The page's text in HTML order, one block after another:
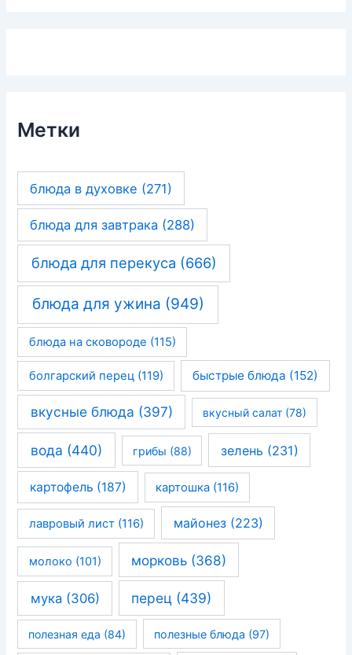
Метки
блюда в духовке (271)
блюда для завтрака (288)
блюда для перекуса (666)
блюда для ужина (949)
блюда на сковороде (115)
болгарский перец(119) быстрые блюда (152)
вкусные блюда (397) вкусный салат (78)
вода (440) грибы (88) зелень (231)
картофель (187) картошка (116)
лавровый лист(116) майонез(223)
молоко (101) морковь(368)
мука(306) перец (439)
полезная еда (84) полезные блюда (97)